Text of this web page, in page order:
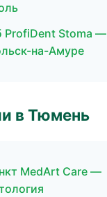
ProfiDent Stoma —
на-Амуре
в Тюмень
MedArt Care —